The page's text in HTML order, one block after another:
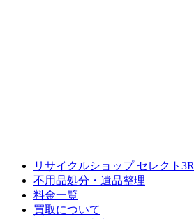
リサイクルショップ セレクト3R
不用品処分・遺品整理
料金一覧
買取について